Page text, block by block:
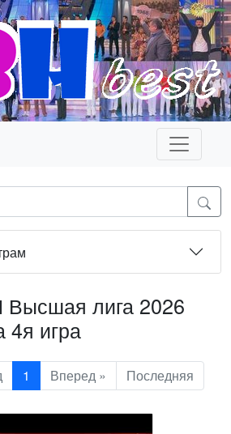
лига 2026
4я игра
1 Вперед » Последняя